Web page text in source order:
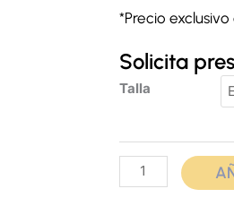
*Precio exclusivo
Solicita
Talla
Muletas